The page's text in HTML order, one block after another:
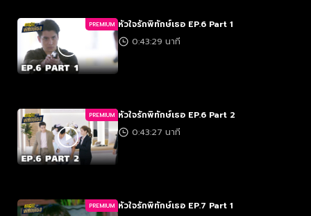
PREMIUM หัวใจรักพิทักษ์เธอ EP.6 Part 1
0:43:29 นาที
PREMIUM หัวใจรักพิทักษ์เธอ EP.6 Part 2
0:43:27 นาที
PREMIUM หัวใจรักพิทักษ์เธอ EP.7 Part 1